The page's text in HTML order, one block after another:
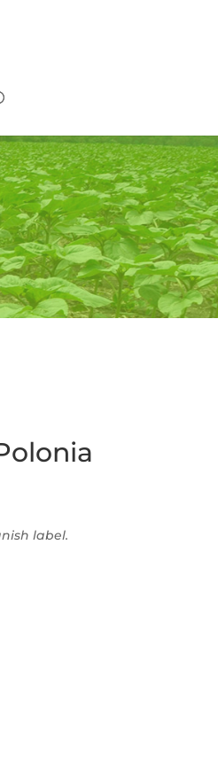
label.